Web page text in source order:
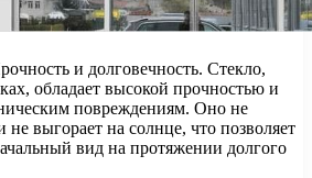
и долговечность. Стекло,
обладает высокой прочностью и
повреждениям. Оно не
выгорает на солнце, что позволяет
вид на протяжении долгого